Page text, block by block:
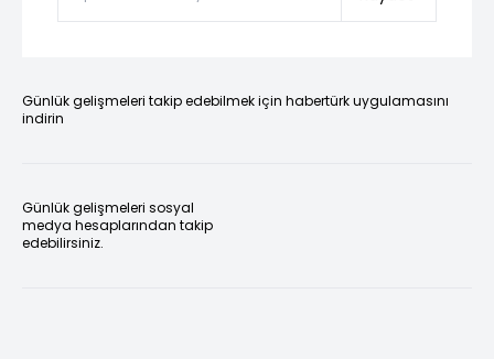
Günlük gelişmeleri takip edebilmek için habertürk uygulamasını
indirin
Günlük gelişmeleri sosyal
medya hesaplarından takip
edebilirsiniz.